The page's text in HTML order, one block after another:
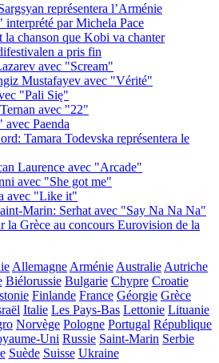
représentera l’Arménie
par Michela Pace
chanson que Kobi va chanter
a pris fin
avec "Scream"
Mustafayev avec "Vérité"
"Pali Się"
avec "22"
Paenda
Tamara Todevska représentera le
Laurence avec "Arcade"
avec "She got me"
avec "Like it"
Marin: Serhat avec "Say Na Na Na"
la Grèce au concours Eurovision de la
Allemagne Arménie Australie Autriche
Biélorussie Bulgarie Chypre Croatie
Finlande France Géorgie Grèce
Italie Les Pays-Bas Lettonie Lituanie
Norvège Pologne Portugal République
Uni Russie Saint-Marin Serbie
Suède Suisse Ukraine